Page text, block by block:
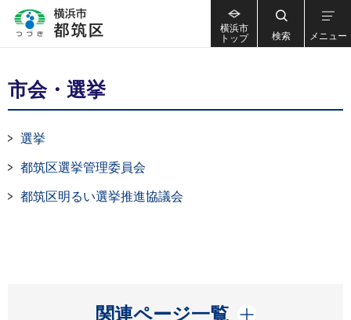
横浜市
トップ
検索 メニュー
市会・選挙
選挙
都筑区選挙管理委員会
都筑区明るい選挙推進協議会
関連ページ一覧
開く